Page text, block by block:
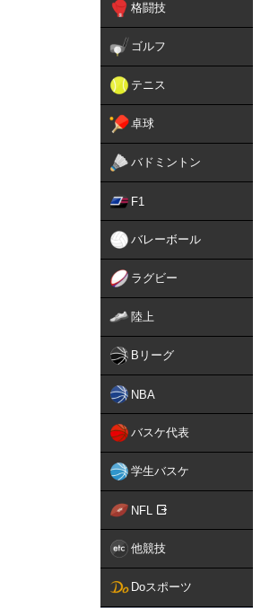
格闘技
ゴルフ
テニス
卓球
バドミントン
F1
バレーボール
ラグビー
陸上
Bリーグ
NBA
バスケ代表
学生バスケ
NFL
他競技
Doスポーツ